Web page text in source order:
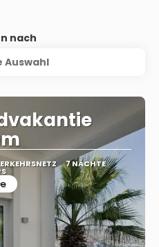
nach
Auswahl
7 NÄCHTE